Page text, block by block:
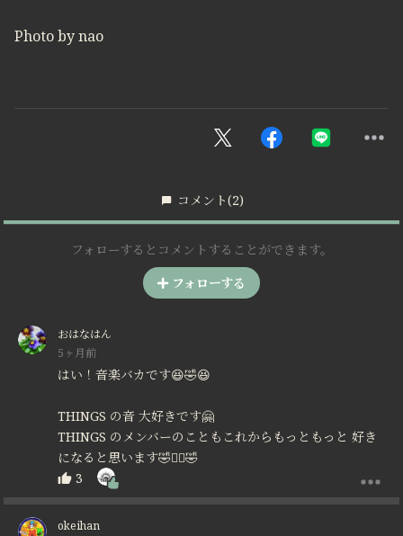
Photo by nao
コメント(2)
フォローするとコメントすることができます。
フォローする
おはなはん
5ヶ月前
はい！音楽バカです😆🤣😆
THINGS の音 大好きです🤗
THINGS のメンバーのこともこれからもっともっと 好き
になると思います🤣笑⃝🤣
3
okeihan